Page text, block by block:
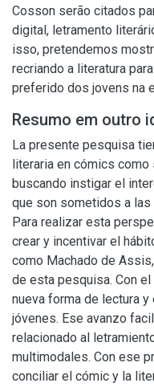
Cosson serão citados
digital, letramento
isso, pretendemos
recriando a literatura
preferido dos jovens na
Resumo em outro
La presente pesquisa
literaria en cómics
buscando instigar el
que son sometidos a
Para realizar esta
crear y incentivar el
como Machado de
de esta pesquisa. Con
nueva forma de lectura
jóvenes. Ese avanzo
relacionado al
multimodales. Con ese
conciliar el cómic y la